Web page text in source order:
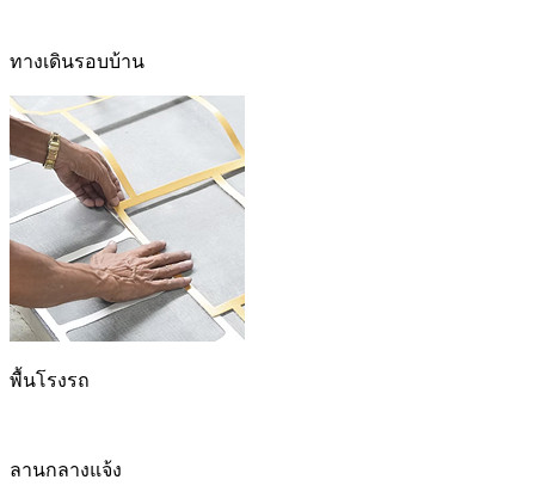
ทางเดินรอบบ้าน
พื้นโรงรถ
ลานกลางแจ้ง